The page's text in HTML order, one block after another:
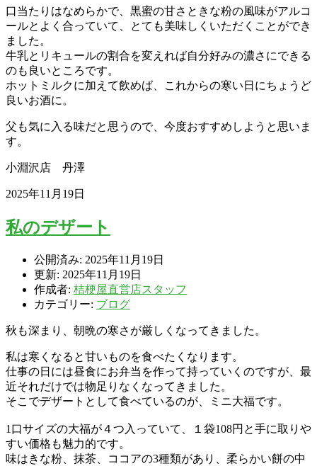
口当たりはなめらかで、黒蜜の甘さときな粉の風味がアルコ
ールとよく合っていて、とても美味しくいただくことができ
ました。
牛乳とリキュールの割合を変えれば自分好みの濃さにできる
のも良いところです。
ホットミルクに加えて飲めば、これからの寒い日にちょうど
良いお酒に。
父も気に入る味だと思うので、今度おすすめしようと思いま
す。
小淵沢店 丹澤
2025年11月19日
私のデザート
公開済み: 2025年11月19日
更新: 2025年11月19日
作成者: 桔梗屋直営店スタッフ
カテゴリー: ブログ
秋も深まり、朝晩の寒さが厳しくなってきました。
私は寒くなると甘いものを食べたくなります。
仕事の日には昼食にお弁当を作って持っていくのですが、最
近それだけでは物足りなくなってきました。
そこでデザートとして食べているのが、ミニ大福です。
1口サイズの大福が４つ入っていて、１袋108円と手に取りや
すい価格も魅力的です。
味はきな粉、抹茶、ココアの3種類があり、柔らかい餅の中